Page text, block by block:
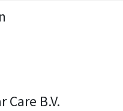
Care B.V.